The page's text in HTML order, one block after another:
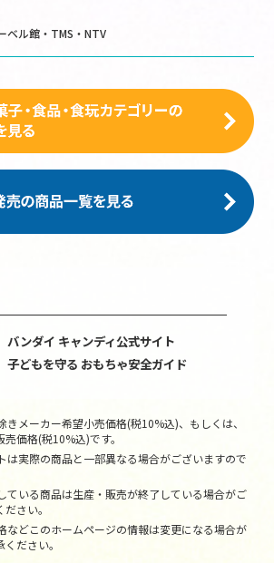
ベル館・TMS・NTV
バンダイ キャンディ公式サイト
子どもを守る おもちゃ安全ガイド
メーカー希望小売価格(税10%込)、もしくは、
価格(税10%込)です。
実際の商品と一部異なる場合がございますので
いる商品は生産・販売が終了している場合がご
さい。
どこのホームページの情報は変更になる場合が
ださい。